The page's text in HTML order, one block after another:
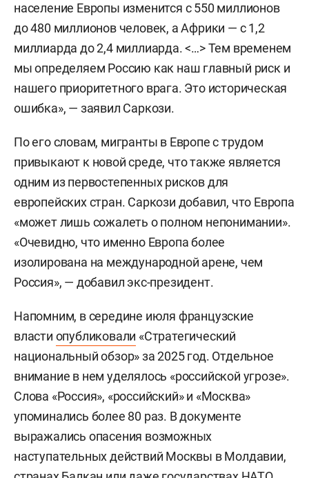
население Европы изменится с 550 миллионов
до 480 миллионов человек, а Африки — с 1,2
миллиарда до 2,4 миллиарда. <…> Тем временем
мы определяем Россию как наш главный риск и
нашего приоритетного врага. Это историческая
ошибка», — заявил Саркози.
По его словам, мигранты в Европе с трудом
привыкают к новой среде, что также является
одним из первостепенных рисков для
европейских стран. Саркози добавил, что Европа
«может лишь сожалеть о полном непонимании».
«Очевидно, что именно Европа более
изолирована на международной арене, чем
Россия», — добавил экс-президент.
Напомним, в середине июля французские
власти опубликовали «Стратегический
национальный обзор» за 2025 год. Отдельное
внимание в нем уделялось «российской угрозе».
Слова «Россия», «российский» и «Москва»
упоминались более 80 раз. В документе
выражались опасения возможных
наступательных действий Москвы в Молдавии,